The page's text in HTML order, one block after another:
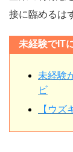
接に臨めるは
未経験でIT
未経験
ビ
【ウズ